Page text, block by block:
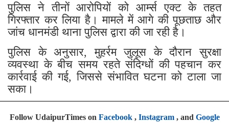
पुलिस ने तीनों आरोपियों को आर्म्स एक्ट के तहत
गिरफ्तार कर लिया है। मामले में आगे की पूछताछ और
जांच धानमंडी थाना पुलिस द्वारा की जा रही है।
पुलिस के अनुसार, मुहर्रम जुलूस के दौरान सुरक्षा
व्यवस्था के बीच समय रहते संदिग्धों की पहचान कर
कार्रवाई की गई, जिससे संभावित घटना को टाला जा
सका।
Follow UdaipurTimes on Facebook, Instagram, and Google